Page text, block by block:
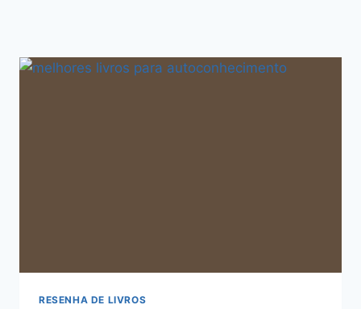
RESENHA DE LIVROS